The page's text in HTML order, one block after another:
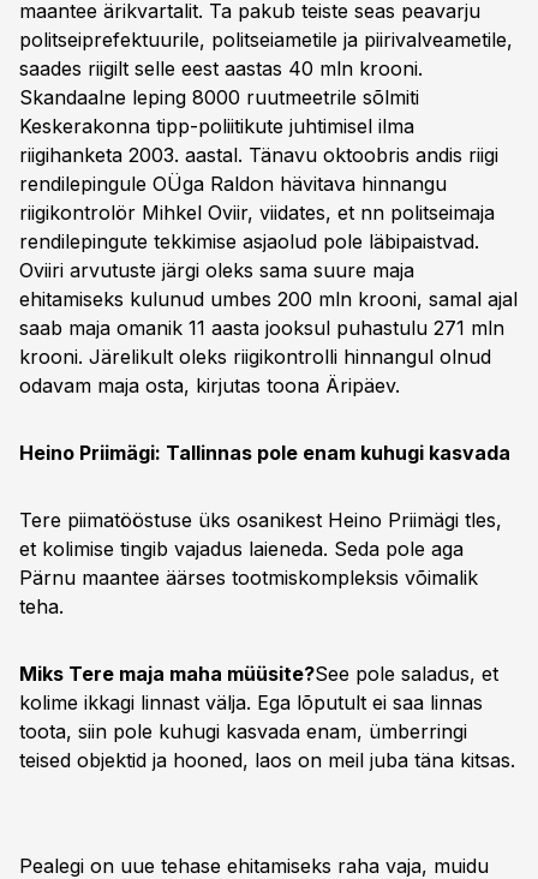
maantee ärikvartalit. Ta pakub teiste seas peavarju
politseiprefektuurile, politseiametile ja piirivalveametile,
saades riigilt selle eest aastas 40 mln krooni.
Skandaalne leping 8000 ruutmeetrile sõlmiti
Keskerakonna tipp-poliitikute juhtimisel ilma
riigihanketa 2003. aastal. Tänavu oktoobris andis riigi
rendilepingule OÜga Raldon hävitava hinnangu
riigikontrolör Mihkel Oviir, viidates, et nn politseimaja
rendilepingute tekkimise asjaolud pole läbipaistvad.
Oviiri arvutuste järgi oleks sama suure maja
ehitamiseks kulunud umbes 200 mln krooni, samal ajal
saab maja omanik 11 aasta jooksul puhastulu 271 mln
krooni. Järelikult oleks riigikontrolli hinnangul olnud
odavam maja osta, kirjutas toona Äripäev.
Heino Priimägi: Tallinnas pole enam kuhugi kasvada
Tere piimatööstuse üks osanikest Heino Priimägi tles,
et kolimise tingib vajadus laieneda. Seda pole aga
Pärnu maantee äärses tootmiskompleksis võimalik
teha.
Miks Tere maja maha müüsite?See pole saladus, et
kolime ikkagi linnast välja. Ega lõputult ei saa linnas
toota, siin pole kuhugi kasvada enam, ümberringi
teised objektid ja hooned, laos on meil juba täna kitsas.
Pealegi on uue tehase ehitamiseks raha vaja, muidu